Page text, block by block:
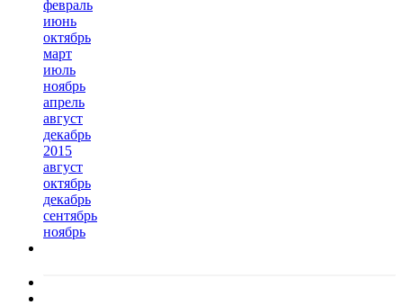
февраль
июнь
октябрь
март
июль
ноябрь
апрель
август
декабрь
2015
август
октябрь
декабрь
сентябрь
ноябрь